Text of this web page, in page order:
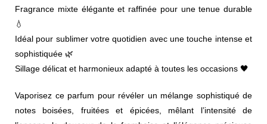
Fragrance mixte élégante et raffinée pour une tenue durable
💧
Idéal pour sublimer votre quotidien avec une touche intense et
sophistiquée 🌿
Sillage délicat et harmonieux adapté à toutes les occasions 🖤
Vaporisez ce parfum pour révéler un mélange sophistiqué de
notes boisées, fruitées et épicées, mêlant l’intensité de